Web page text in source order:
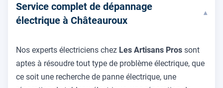
Service complet de dépannage
électrique à Châteauroux
▾
Nos experts électriciens chez Les Artisans Pros sont
aptes à résoudre tout type de problème électrique, que
ce soit une recherche de panne électrique, une